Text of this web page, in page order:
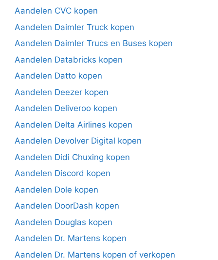
Aandelen CVC kopen
Aandelen Daimler Truck kopen
Aandelen Daimler Trucs en Buses kopen
Aandelen Databricks kopen
Aandelen Datto kopen
Aandelen Deezer kopen
Aandelen Deliveroo kopen
Aandelen Delta Airlines kopen
Aandelen Devolver Digital kopen
Aandelen Didi Chuxing kopen
Aandelen Discord kopen
Aandelen Dole kopen
Aandelen DoorDash kopen
Aandelen Douglas kopen
Aandelen Dr. Martens kopen
Aandelen Dr. Martens kopen of verkopen